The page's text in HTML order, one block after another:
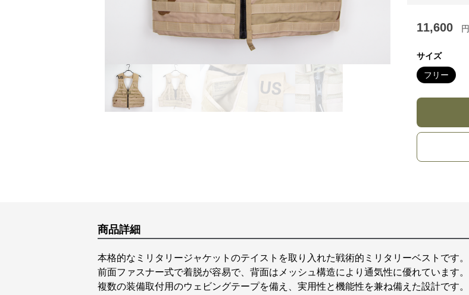
11,600 円
サイズ
フリー
商品詳細
本格的なミリタリージャケットのテイストを取り入れた戦術的ミリタリーベストです。
前面ファスナー式で着脱が容易で、背面はメッシュ構造により通気性に優れています。
複数の装備取付用のウェビングテープを備え、実用性と機能性を兼ね備えた設計です。